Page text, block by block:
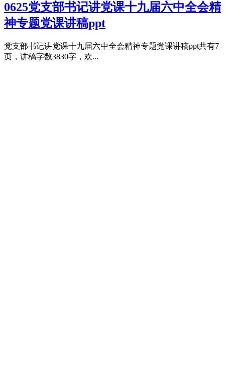
0625党支部书记讲党课十九届六中全会精
神专题党课讲稿ppt
党支部书记讲党课十九届六中全会精神专题党课讲稿ppt共有7
页，讲稿字数3830字，欢...